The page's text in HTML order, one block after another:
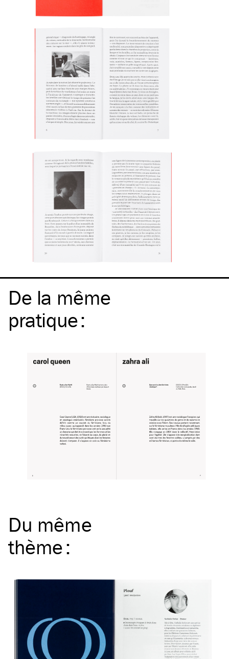
De la même
pratique:
Du même
thème: